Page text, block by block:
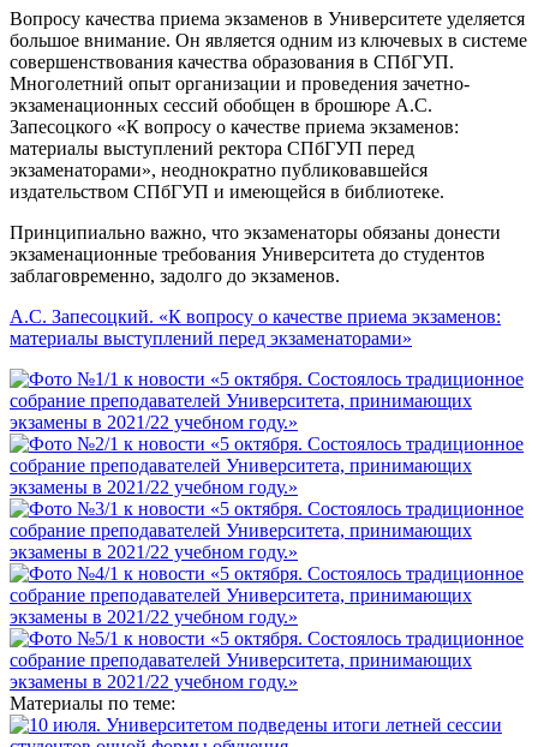
Вопросу качества приема экзаменов в Университете уделяется
большое внимание. Он является одним из ключевых в системе
совершенствования качества образования в СПбГУП.
Многолетний опыт организации и проведения зачетно-
экзаменационных сессий обобщен в брошюре А.С.
Запесоцкого «К вопросу о качестве приема экзаменов:
материалы выступлений ректора СПбГУП перед
экзаменаторами», неоднократно публиковавшейся
издательством СПбГУП и имеющейся в библиотеке.
Принципиально важно, что экзаменаторы обязаны донести
экзаменационные требования Университета до студентов
заблаговременно, задолго до экзаменов.
А.С. Запесоцкий. «К вопросу о качестве приема экзаменов:
материалы выступлений перед экзаменаторами»
Материалы по теме: